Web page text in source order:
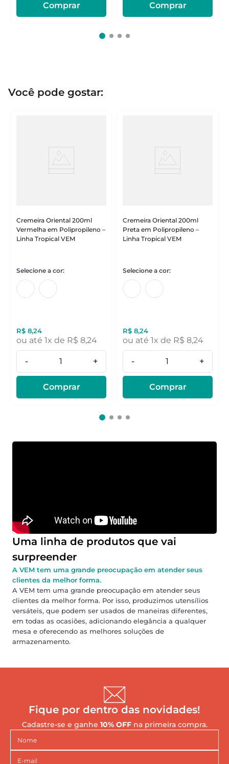
Comprar Comprar
Você pode gostar:
Cremeira Oriental 200ml
Vermelha em Polipropileno –
Linha Tropical VEM
R$ 8,24
ou até 1x de R$ 8,24
- +
Comprar
Cremeira Oriental 200ml
Preta em Polipropileno –
Linha Tropical VEM
R$ 8,24
ou até 1x de R$ 8,24
- +
Comprar
Uma linha de produtos que vai
surpreender
A VEM tem uma grande preocupação em atender seus
clientes da melhor forma.
A VEM tem uma grande preocupação em atender seus
clientes da melhor forma. Por isso, produzimos utensílios
versáteis, que podem ser usados de maneiras diferentes,
em todas as ocasiões, adicionando elegância a qualquer
mesa e oferecendo as melhores soluções de
armazenamento.
Fique por dentro das novidades!
Cadastre-se e ganhe 10% OFFna primeira compra.